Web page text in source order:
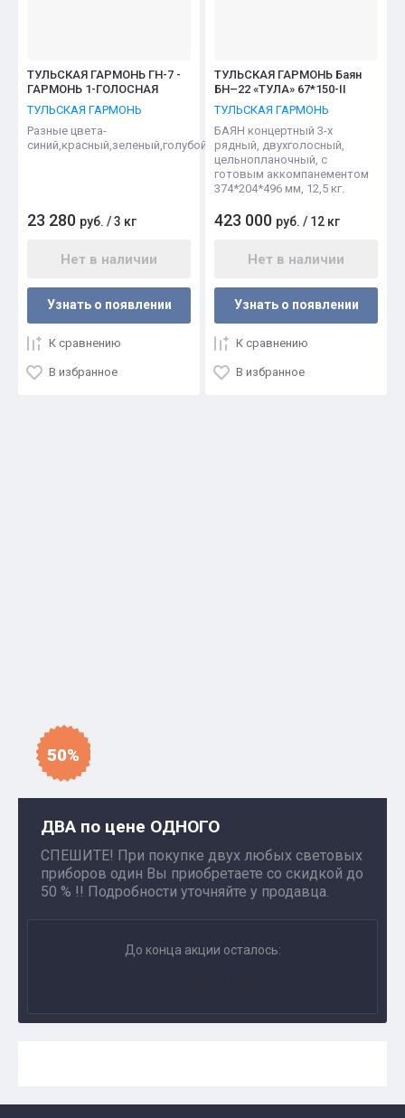
50%
ДВА по цене ОДНОГО
СПЕШИТЕ! При покупке двух любых световых
приборов один Вы приобретаете со скидкой до
50 % !! Подробности уточняйте у продавца.
До конца акции осталось:
ТУЛЬСКАЯ ГАРМОНЬ ГН-7 -
ГАРМОНЬ 1-ГОЛОСНАЯ
ТУЛЬСКАЯ ГАРМОНЬ
Разные цвета-
синий,красный,зеленый,голубой,коричневый
23 280 руб. /3 кг
Нет в наличии
Узнать о появлении
К сравнению
В избранное
ТУЛЬСКАЯ ГАРМОНЬ Баян
БН–22 «ТУЛА» 67*150-II
ТУЛЬСКАЯ ГАРМОНЬ
БАЯН концертный 3-х
рядный, двухголосный,
цельнопланочный, с
готовым аккомпанементом
374*204*496 мм, 12,5 кг.
423 000 руб. / 12 кг
Нет в наличии
Узнать о появлении
К сравнению
В избранное